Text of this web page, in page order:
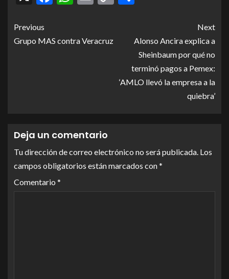
Previous
Grupo MAS contra Veracruz
Next
Alonso Ancira explica a
Sheinbaum por qué no
terminó pagos a Pemex:
‘AMLO llevó la empresa a la
quiebra’
Deja un comentario
Tu dirección de correo electrónico no será publicada. Los
campos obligatorios están marcados con*
Comentario *